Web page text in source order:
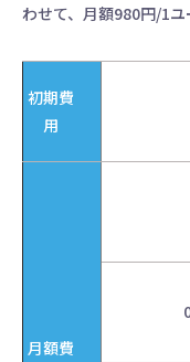
わせて、月額980円/1ユ
初期費
用
月額費